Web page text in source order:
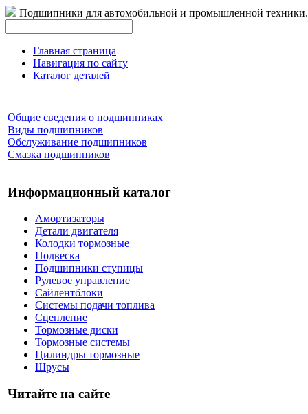
Подшипники для автомобильной и промышленной техники.
Главная страница
Навигация по сайту
Каталог деталей
Общие сведения о подшипниках
Виды подшипников
Обслуживание подшипников
Смазка подшипников
Информационный каталог
Амортизаторы
Детали двигателя
Колодки тормозные
Подвеска
Подшипники ступицы
Рулевое управление
Сайлентблоки
Системы подачи топлива
Сцепление
Тормозные диски
Тормозные системы
Цилиндры тормозные
Шрусы
Читайте на сайте